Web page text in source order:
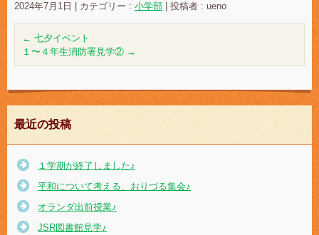
2024年7月1日 カテゴリー : 小学部 投稿者 : ueno
← 七夕イベント
１〜４年生消防署見学② →
最近の投稿
１学期が終了しました♪
平和について考える、おりづる集会♪
オランダ出前授業♪
JSR図書館見学♪